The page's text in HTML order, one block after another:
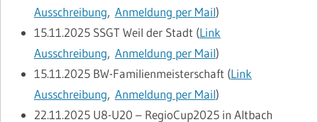
Ausschreibung, Anmeldung per Mail)
15.11.2025SSGT Weil der Stadt (Link
Ausschreibung, Anmeldung per Mail)
15.11.2025BW-Familienmeisterschaft (Link
Ausschreibung, Anmeldung per Mail)
22.11.2025U8-U20 – RegioCup2025 in Altbach